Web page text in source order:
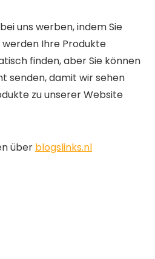
uns werben, indem Sie
Ihre Produkte
finden, aber Sie können
senden, damit wir sehen
zu unserer Website
über blogslinks.nl